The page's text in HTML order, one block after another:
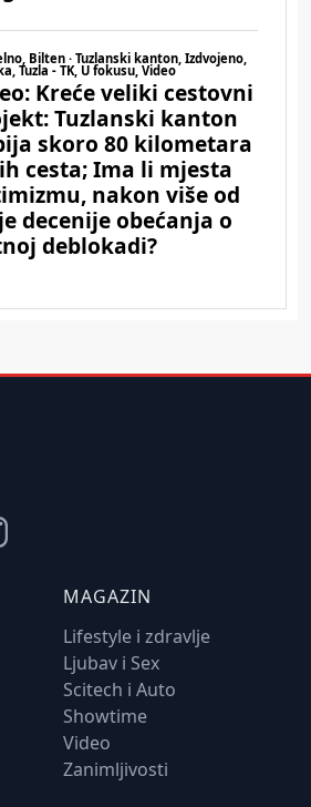
MAGAZIN
Lifestyle i zdravlje
Ljubav i Sex
Scitech i Auto
Showtime
Video
Zanimljivosti